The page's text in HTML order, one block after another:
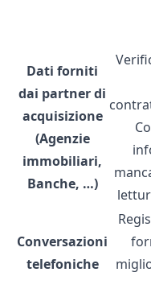
Dati forniti
dai partner di
acquisizione
(Agenzie
immobiliari,
Banche, …)
Conversazioni
telefoniche